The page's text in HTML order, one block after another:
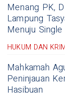
Menang PK,
Lampung
Menuju
HUKUM DAN
Mahkamah
Peninjauan
Hasibuan